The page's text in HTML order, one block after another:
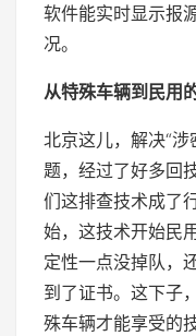
软件能实时显示报
况。
从特殊车辆到民用
北京这儿，解决“
题，经过了好多回
们这排查技术成了
始，这技术开始民
定性一点没掉队，
到了证书。这下子
殊车辆才能享受的